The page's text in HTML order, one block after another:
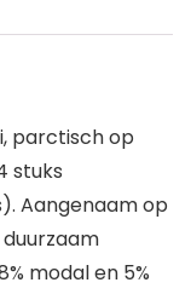
parctisch op
stuks
Aangenaam op
modal en 5%